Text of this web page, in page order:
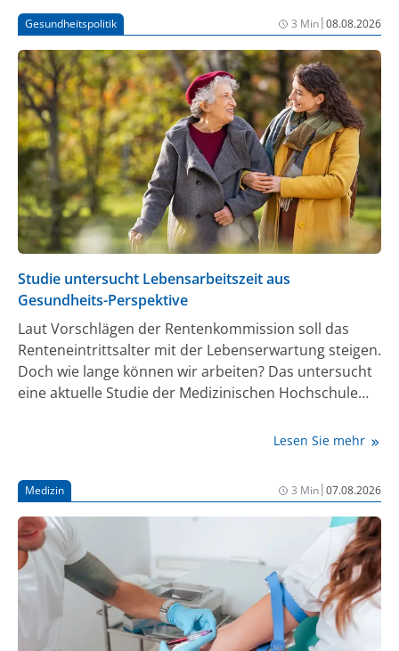
der Milz dauerhaft schädigt, die für die Reinigung des
Blutes und das Recyceln von Eisen zuständig sind und
darüber hinaus mit weiteren Zellen der
Immunabwehr kommunizieren. Die Ergebnisse
könnten nicht nur für wirksamere Malaria-Impfungen
interessant sein, sondern auch für die Entwicklung
von Medikamenten und Therapien gegen andere
Infektionskrankheiten.
Gesundheitspolitik 3 Min|08.08.2026
Studie untersucht Lebensarbeitszeit aus
Gesundheits-Perspektive
Laut Vorschlägen der Rentenkommission soll das
Renteneintrittsalter mit der Lebenserwartung steigen.
Doch wie lange können wir arbeiten? Das untersucht
eine aktuelle Studie der Medizinischen Hochschule
Lesen Sie mehr
Medizin 3 Min|07.08.2026